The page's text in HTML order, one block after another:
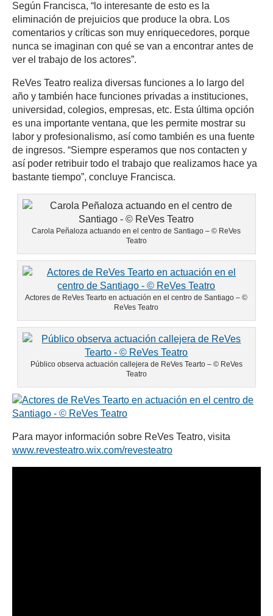
Según Francisca, “lo interesante de esto es la
eliminación de prejuicios que produce la obra. Los
comentarios y críticas son muy enriquecedores, porque
nunca se imaginan con qué se van a encontrar antes de
ver el trabajo de los actores”.
ReVes Teatro realiza diversas funciones a lo largo del
año y también hace funciones privadas a instituciones,
universidad, colegios, empresas, etc. Esta última opción
es una importante ventana, que les permite mostrar su
labor y profesionalismo, así como también es una fuente
de ingresos. “Siempre esperamos que nos contacten y
así poder retribuir todo el trabajo que realizamos hace ya
bastante tiempo”, concluye Francisca.
Carola Peñaloza actuando en el centro de Santiago – © ReVes
Teatro
Actores de ReVes Tearto en actuación en el centro de Santiago – ©
ReVes Teatro
Público observa actuación callejera de ReVes Tearto – © ReVes
Teatro
Para mayor información sobre ReVes Teatro, visita
www.revesteatro.wix.com/revesteatro(se abre en una nueva